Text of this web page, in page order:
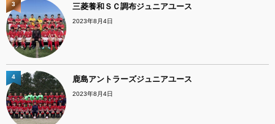
三菱養和ＳＣ調布ジュニアユース
2023年8月4日
3
鹿島アントラーズジュニアユース
2023年8月4日
4